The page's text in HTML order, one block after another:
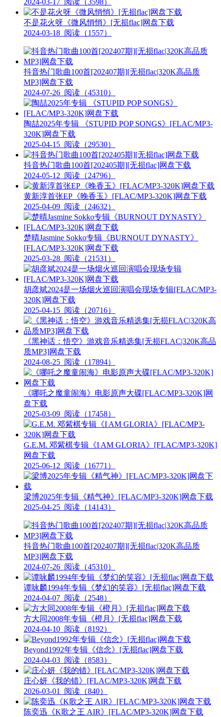
不是花火呀《微风悄悄》[无损flac]网盘下载
2024-03-18 阅读（1557）
抖音热门歌曲100首[202407期][无损flac|320K高品质
MP3]网盘下载
2024-07-26 阅读（45310）
陶喆2025年专辑 《STUPID POP SONGS》[FLAC/MP3-
320K]网盘下载
2025-04-15 阅读（29530）
抖音热门歌曲100首[202405期][无损flac]网盘下载
2024-05-12 阅读（24796）
黄新淳首张EP《晚香玉》[FLAC/MP3-320K]网盘下载
2025-04-09 阅读（24632）
楚晴Jasmine Sokko专辑《BURNOUT DYNASTY》
[FLAC/MP3-320K]网盘下载
2025-03-28 阅读（21531）
胡彦斌2024是一场烟火巡回演唱会现场专辑[FLAC/MP3-
320K]网盘下载
2025-04-15 阅读（20716）
《黑神话：悟空》游戏音乐精选集[无损FLAC|320K高品
质MP3]网盘下载
2024-08-25 阅读（17894）
《哪吒之魔童闹海》电影原声大碟[FLAC/MP3-320K]网
盘下载
2025-03-09 阅读（17458）
G.E.M. 邓紫棋专辑《I AM GLORIA》[FLAC/MP3-320K]
网盘下载
2025-06-12 阅读（16771）
梁博2025年专辑《精气神》[FLAC/MP3-320K]网盘下载
2025-04-25 阅读（14143）
抖音热门歌曲100首[202407期][无损flac|320K高品质
MP3]网盘下载
2024-07-26 阅读（45310）
谭咏麟1994年专辑《梦幻的笑容》[无损flac]网盘下载
2024-04-07 阅读（2548）
方大同2008年专辑《橙月》[无损flac]网盘下载
2024-04-10 阅读（8192）
Beyond1992年专辑《信念》[无损flac]网盘下载
2024-04-03 阅读（8583）
庄心妍《我的错》[FLAC/MP3-320K]网盘下载
2026-03-01
阅读（840）
陈奕迅《K歌之王 AIR》[FLAC/MP3-320K]网盘下载